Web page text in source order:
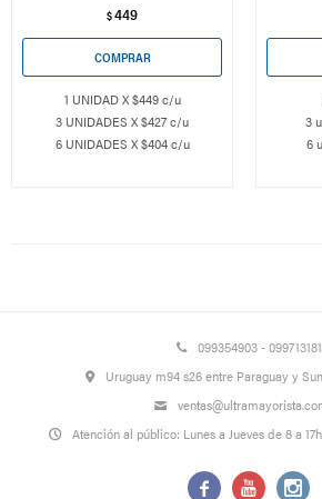
$449
1 UNIDAD X $449 c/u
3 UNIDADES X $427 c/u
6 UNIDADES X $404 c/u
3
6
099354903 - 099713181
Uruguay m94 s26 entre Paraguay y
Atención al público: Lunes a Jueves de 8 a
  